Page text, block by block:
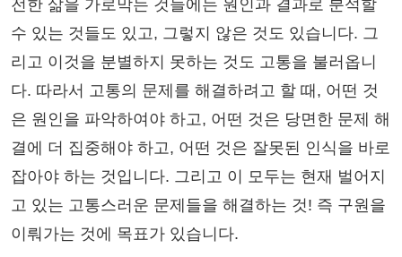
전한 삶을 가로막는 것들에는 원인과 결과로 분석할
수 있는 것들도 있고, 그렇지 않은 것도 있습니다. 그
리고 이것을 분별하지 못하는 것도 고통을 불러옵니
다. 따라서 고통의 문제를 해결하려고 할 때, 어떤 것
은 원인을 파악하여야 하고, 어떤 것은 당면한 문제 해
결에 더 집중해야 하고, 어떤 것은 잘못된 인식을 바로
잡아야 하는 것입니다. 그리고 이 모두는 현재 벌어지
고 있는 고통스러운 문제들을 해결하는 것! 즉 구원을
이뤄가는 것에 목표가 있습니다.